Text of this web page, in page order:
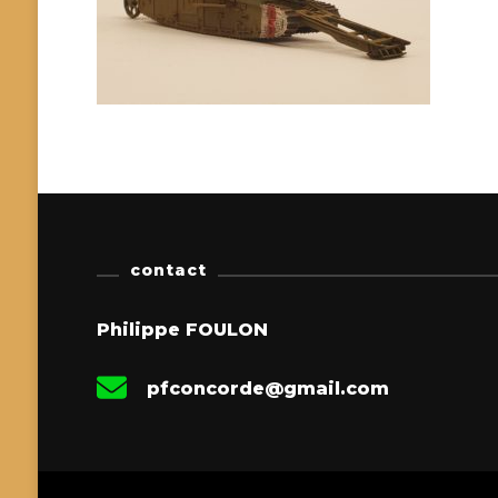
contact
Philippe FOULON
pfconcorde@gmail.com